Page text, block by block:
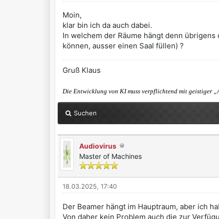
Moin,
klar bin ich da auch dabei.
In welchem der Räume hängt denn
können, ausser einen Saal füllen) ?
Gruß Klaus
Die Entwicklung von KI muss verpflichtend mit geistiger
Suchen
Audiovirus
Master of Machines
18.03.2025, 17:40
Der Beamer hängt im Hauptraum, aber ich
Von daher kein Problem auch die zur